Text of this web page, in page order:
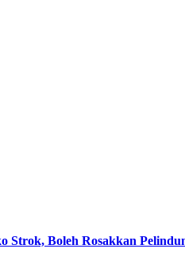
Strok, Boleh Rosakkan